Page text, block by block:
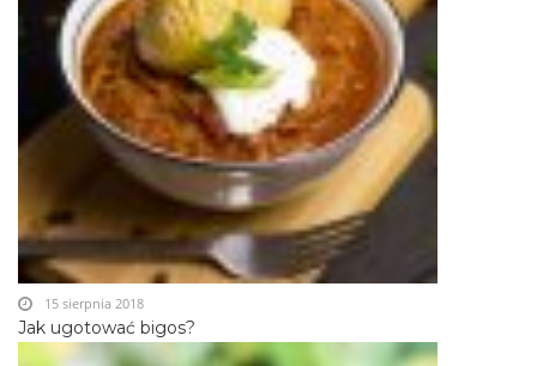
Jak ugotować bigos?
15 sierpnia 2018